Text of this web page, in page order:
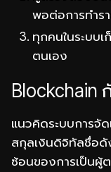
พอต่อการทำร
ทุกคนในระบบ
ตนเอง
Blockchain
แนวคิดระบบการจั
สกุลเงินดิจิทัลชื่อดั
ซ้อนของการเป็นผู้